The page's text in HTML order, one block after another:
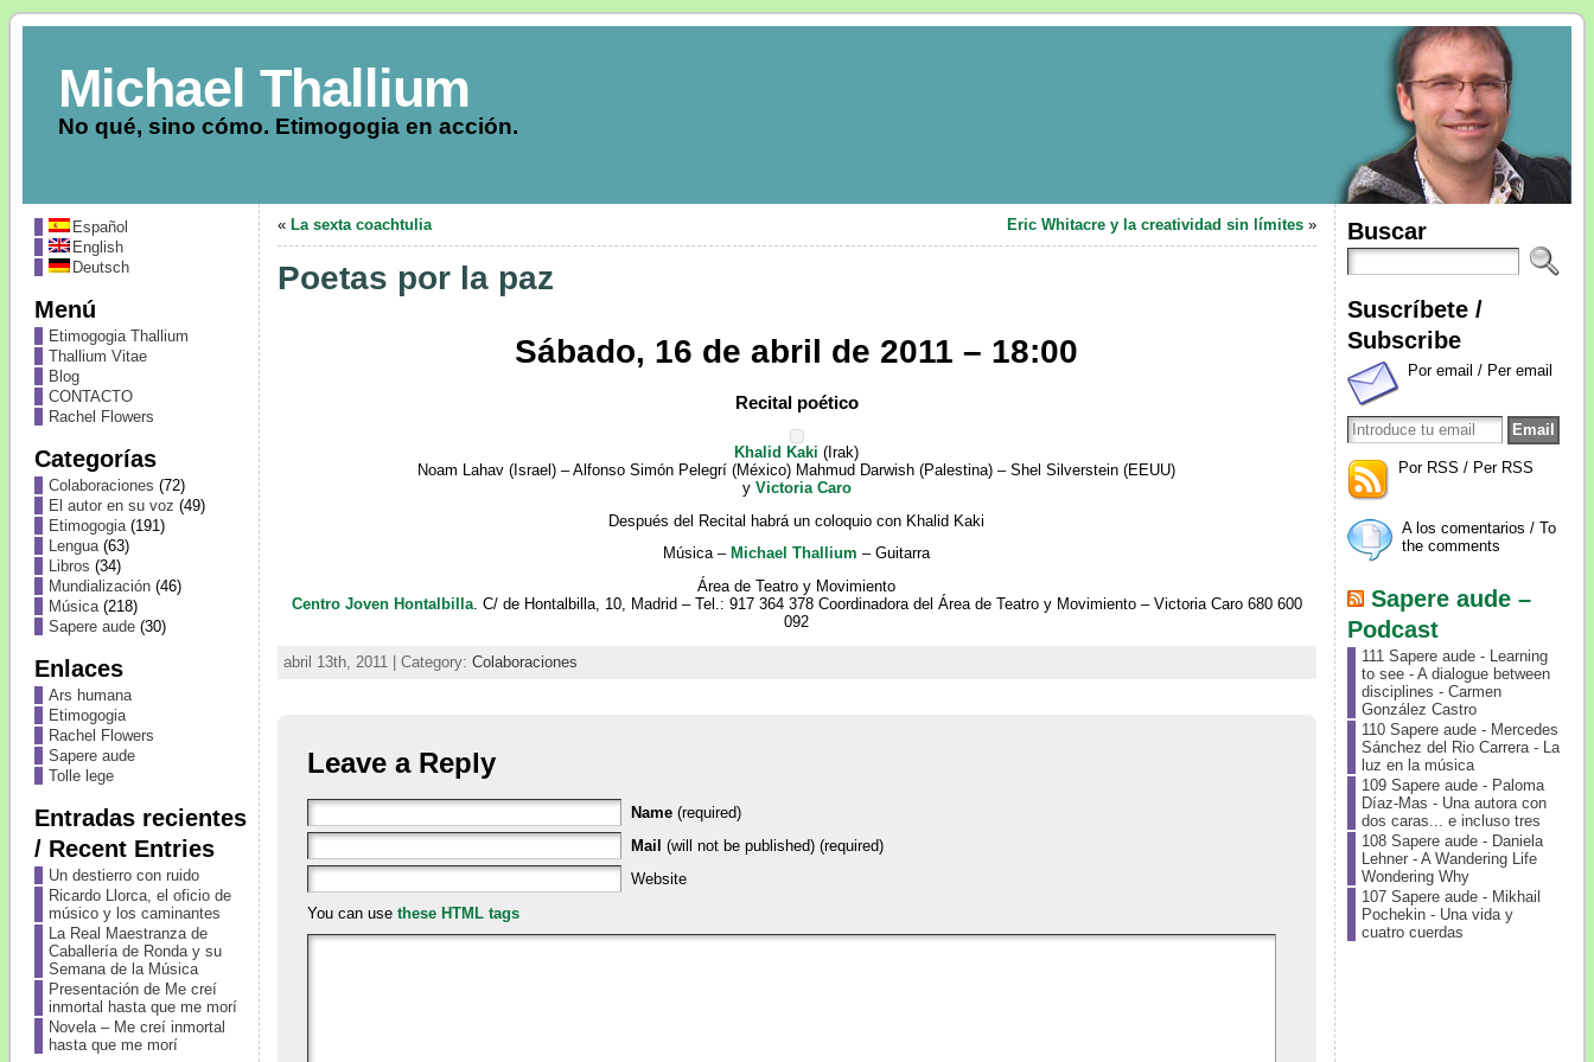
Michael Thallium
No qué, sino cómo. Etimogogia en acción.
Español
English
Deutsch
Menú
Etimogogia Thallium
Thallium Vitae
Blog
CONTACTO
Rachel Flowers
Categorías
Colaboraciones (72)
El autor en su voz (49)
Etimogogia(191)
Lengua(63)
Libros (34)
Mundialización(46)
Música(218)
Sapere aude(30)
Enlaces
Ars humana
Etimogogia
Rachel Flowers
Sapere aude
Tolle lege
Entradas recientes
/ Recent Entries
Un destierro con ruido
Ricardo Llorca, el oficio de
músico y los caminantes
La Real Maestranza de
Caballería de Ronda y su
Semana de la Música
Presentación de Me creí
inmortal hasta que me morí
Novela – Me creí inmortal
hasta que me morí
« La sexta coachtulia Eric Whitacre y la creatividad sin límites»
Poetas por la paz
Sábado, 16 de abril de 2011 – 18:00
Recital poético
Khalid Kaki (Irak)
Noam Lahav (Israel) – Alfonso Simón Pelegrí (México) Mahmud Darwish (Palestina) – Shel Silverstein (EEUU)
y Victoria Caro
Después del Recital habrá un coloquio con Khalid Kaki
Música – Michael Thallium – Guitarra
Área de Teatro y Movimiento
Centro Joven Hontalbilla. C/ de Hontalbilla, 10, Madrid – Tel.: 917 364 378 Coordinadora del Área de Teatro y Movimiento – Victoria Caro 680 600
092
abril 13th, 2011 | Category: Colaboraciones
Leave a Reply
Name (required)
Mail (will not be published) (required)
Website
You can use these HTML tags
Buscar
Suscríbete /
Subscribe
Por email / Per email
Por RSS / Per RSS
A los comentarios / To
the comments
Sapere aude –
Podcast
111 Sapere aude - Learning
to see - A dialogue between
disciplines - Carmen
González Castro
110 Sapere aude - Mercedes
Sánchez del Rio Carrera - La
luz en la música
109 Sapere aude - Paloma
Díaz-Mas - Una autora con
dos caras... e incluso tres
108 Sapere aude - Daniela
Lehner - A Wandering Life
Wondering Why
107 Sapere aude - Mikhail
Pochekin - Una vida y
cuatro cuerdas